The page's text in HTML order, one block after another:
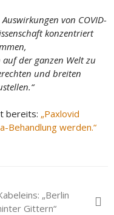
von COVID-
konzentriert
der ganzen Welt zu
und breiten
bereits: „Paxlovid
Behandlung werden.“
„Berlin
Gittern“